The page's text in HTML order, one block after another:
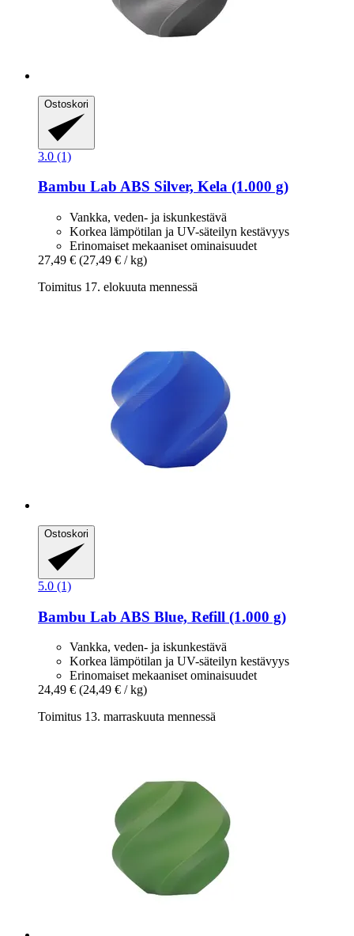
Ostoskori
3.0 (1)
Bambu Lab ABS Silver, Kela (1.000 g)
Vankka, veden- ja iskunkestävä
Korkea lämpötilan ja UV-säteilyn kestävyys
Erinomaiset mekaaniset ominaisuudet
27,49 € (27,49 € / kg)
Toimitus 17. elokuuta mennessä
Ostoskori
5.0 (1)
Bambu Lab ABS Blue, Refill (1.000 g)
Vankka, veden- ja iskunkestävä
Korkea lämpötilan ja UV-säteilyn kestävyys
Erinomaiset mekaaniset ominaisuudet
24,49 € (24,49 € / kg)
Toimitus 13. marraskuuta mennessä